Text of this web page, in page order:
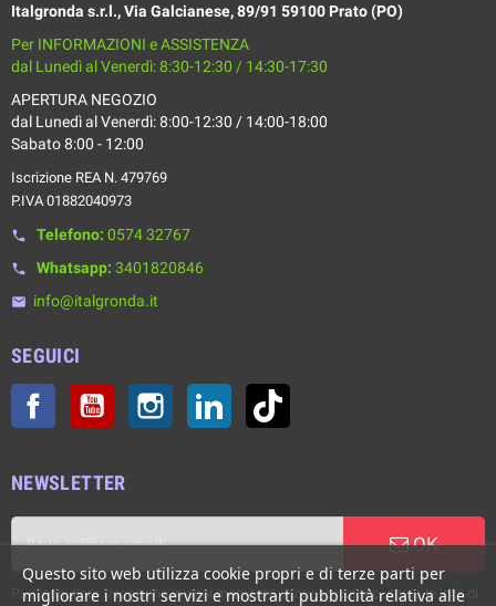
Italgronda s.r.l., Via Galcianese, 89/91 59100 Prato (PO)
Per INFORMAZIONI e ASSISTENZA
dal Lunedì al Venerdì: 8:30-12:30 / 14:30-17:30
APERTURA NEGOZIO
dal Lunedì al Venerdì: 8:00-12:30 / 14:00-18:00
Sabato 8:00 - 12:00
Iscrizione REA N. 479769
P.IVA 01882040973
phone Telefono: 0574 32767
phone Whatsapp: 3401820846
email info@italgronda.it
SEGUICI
Facebook YouTube Instagram LinkedIn
NEWSLETTER
OK
Puoi annullare l'iscrizione in ogni momento. A questo scopo, cerca le info di
Questo sito web utilizza cookie propri e di terze parti per
migliorare i nostri servizi e mostrarti pubblicità relativa alle